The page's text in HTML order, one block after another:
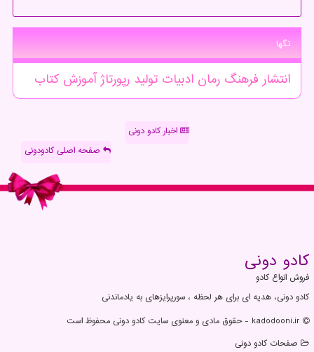
تگها
انتشار فرهنگ رمان ادبیات تولید رپورتاژآموزشكتاب
اخبار کادو دونی
صفحه اصلی کادودونی
كادو دونی
فروش انواع کادو
کادو دونی، هدیه ای برای هر لحظه ، سورپرایزهای به یادماندنی
صفحات كادو دونی